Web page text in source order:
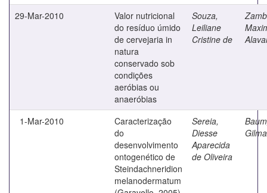
29-Mar-2010
Valor nutricional
do resíduo úmido
de cervejaria in
natura
conservado sob
condições
aeróbias ou
anaeróbias
Souza,
Leiliane
Cristine de
1-Mar-2010
Caracterização
do
desenvolvimento
ontogenético de
Steindachneridion
melanodermatum
Sereia,
Diesse
Aparecida
de Oliveira